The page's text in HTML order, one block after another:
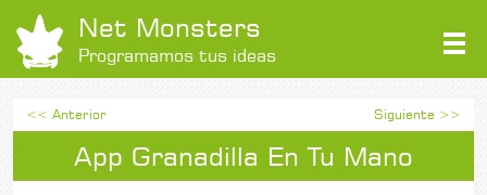
Net Monsters
Programamos tus ideas
<< Anterior Siguiente >>
App Granadilla En Tu Mano